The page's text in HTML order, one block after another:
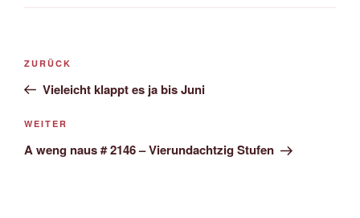
Beitrags-
Vorheriger
Beitrag
ZURÜCK
Vieleicht klappt es ja bis Juni
Nächster
Beitrag
WEITER
A weng naus # 2146 – Vierundachtzig Stufen